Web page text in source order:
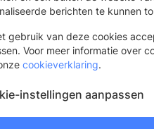
Volledige
Binnen 3
berichten te kunnen
gebruik van deze cookies
Voor meer informatie over
cookieverklaring.
instellingen aanpassen